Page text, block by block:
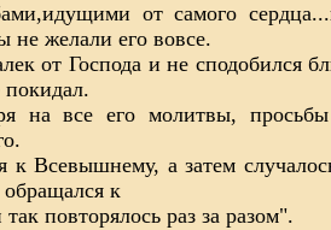
от самого
не желали его вовсе.
от Господа и не сподобился
покидал.
на все его молитвы,
Всевышнему, а затем
к
повторялось раз за разом".